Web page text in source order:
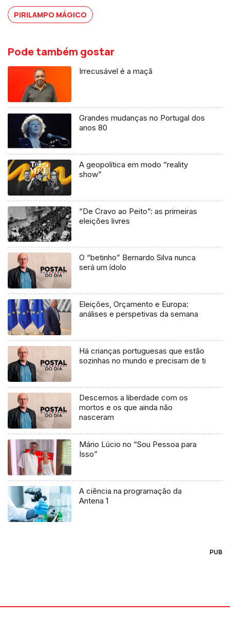
PIRILAMPO MÁGICO
Pode também gostar
Irrecusável é a maçã
Grandes mudanças no Portugal dos
anos 80
A geopolítica em modo “reality
show”
“De Cravo ao Peito”: as primeiras
eleições livres
O “betinho” Bernardo Silva nunca
será um ídolo
Eleições, Orçamento e Europa:
análises e perspetivas da semana
Há crianças portuguesas que estão
sozinhas no mundo e precisam de ti
Descemos a liberdade com os
mortos e os que ainda não
nasceram
Mário Lúcio no “Sou Pessoa para
Isso”
A ciência na programação da
Antena 1
PUB